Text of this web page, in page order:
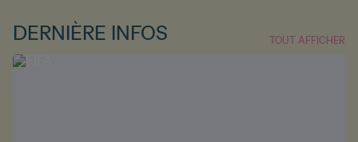
DERNIÈRE INFOS TOUT AFFICHER